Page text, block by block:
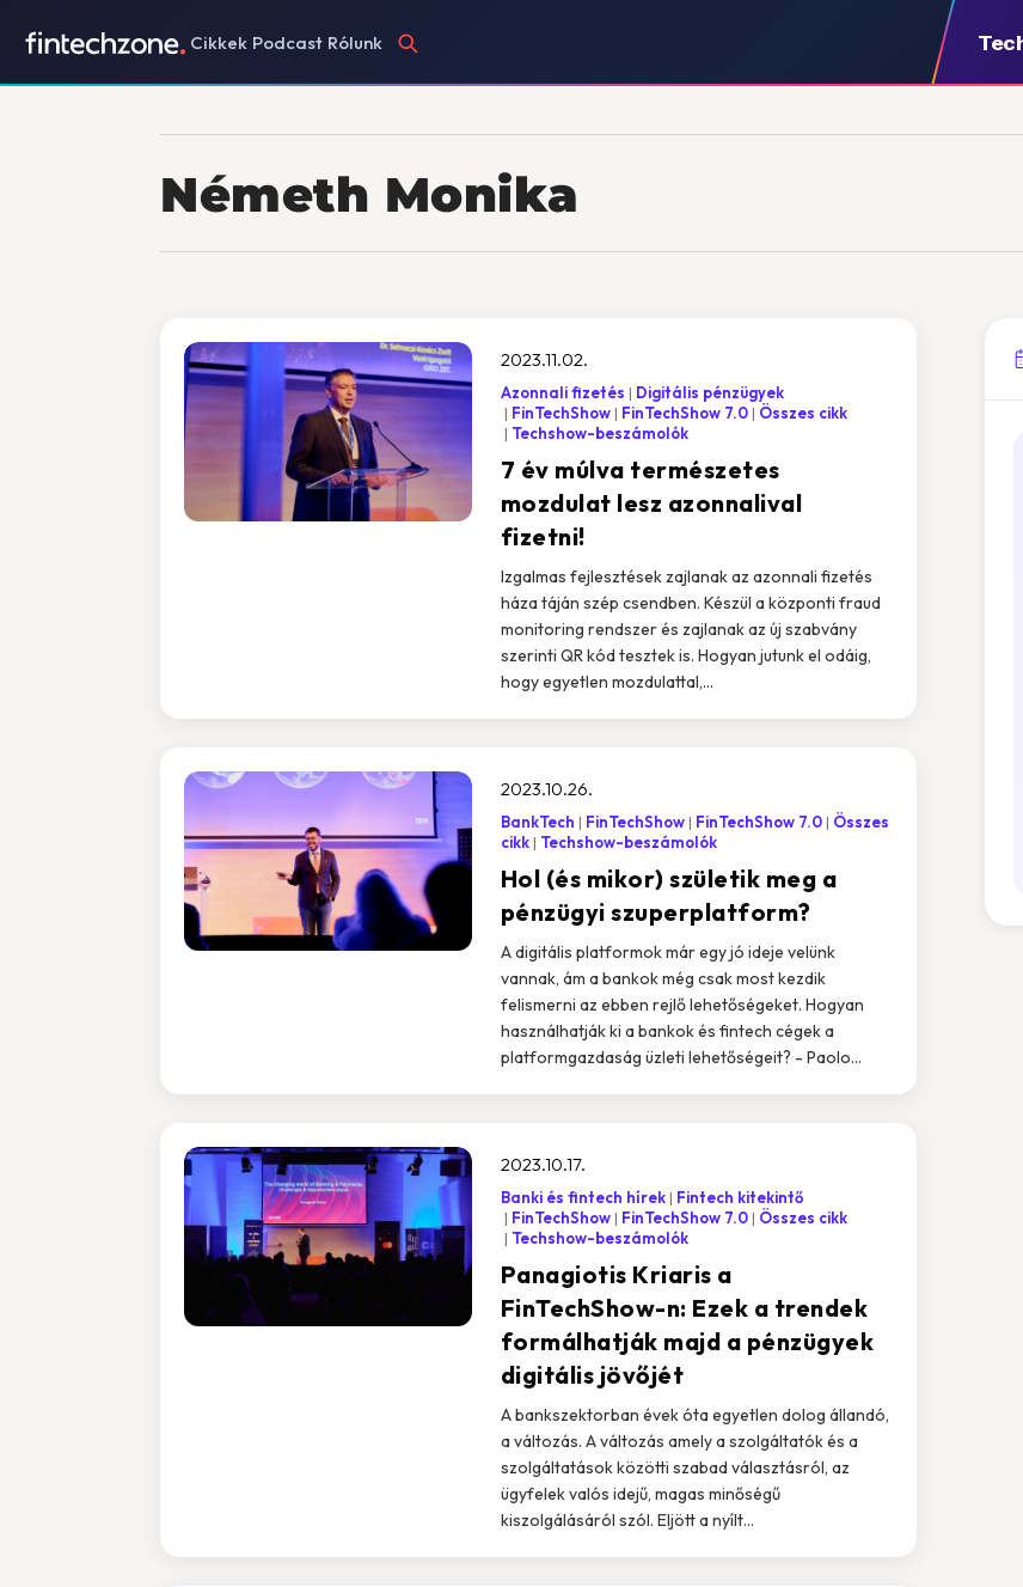
Cikkek Podcast Rólunk
Németh Monika
7 év múlva természetes
mozdulat lesz azonnalival
fizetni!
2023.11.02.
Azonnali fizetés
Digitális pénzügyek
FinTechShow
FinTechShow 7.0
Összes cikk
Techshow-beszámolók
Izgalmas fejlesztések zajlanak az azonnali fizetés
háza táján szép csendben. Készül a központi fraud
monitoring rendszer és zajlanak az új szabvány
szerinti QR kód tesztek is. Hogyan jutunk el odáig,
hogy egyetlen mozdulattal,...
Hol (és mikor) születik meg a
pénzügyi szuperplatform?
2023.10.26.
BankTech FinTechShow FinTechShow 7.0
Összes
cikk
Techshow-beszámolók
A digitális platformok már egy jó ideje velünk
vannak, ám a bankok még csak most kezdik
felismerni az ebben rejlő lehetőségeket. Hogyan
használhatják ki a bankok és fintech cégek a
platformgazdaság üzleti lehetőségeit? - Paolo...
Panagiotis Kriaris a
FinTechShow-n: Ezek a trendek
formálhatják majd a pénzügyek
digitális jövőjét
2023.10.17.
Banki és fintech hírek
Fintech kitekintő
FinTechShow
FinTechShow 7.0
Összes cikk
Techshow-beszámolók
A bankszektorban évek óta egyetlen dolog állandó,
a változás. A változás amely a szolgáltatók és a
szolgáltatások közötti szabad választásról, az
ügyfelek valós idejű, magas minőségű
kiszolgálásáról szól. Eljött a nyílt...